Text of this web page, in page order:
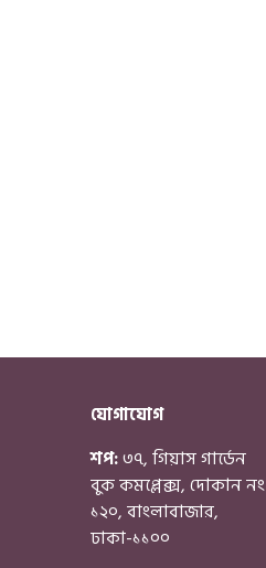
যোগাযোগ
শপ:৩৭, গিয়াস গার্ডেন
বুক কমপ্লেক্স, দোকান নং
১২০, বাংলাবাজার,
ঢাকা-১১০০